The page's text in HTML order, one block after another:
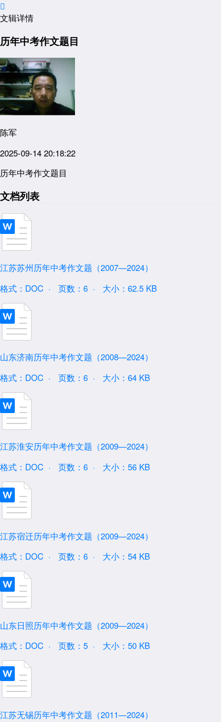

文辑详情
历年中考作文题目
陈军
2025-09-14 20:18:22
历年中考作文题目
文档列表
江苏苏州历年中考作文题（2007—2024）
格式：DOC ·
页数：6 · 大小：62.5 KB
山东济南历年中考作文题（2008—2024）
格式：DOC ·
页数：6 · 大小：64 KB
江苏淮安历年中考作文题（2009—2024）
格式：DOC ·
页数：6 · 大小：56 KB
江苏宿迁历年中考作文题（2009—2024）
格式：DOC ·
页数：6 · 大小：54 KB
山东日照历年中考作文题（2009—2024）
格式：DOC ·
页数：5 · 大小：50 KB
江苏无锡历年中考作文题（2011—2024）